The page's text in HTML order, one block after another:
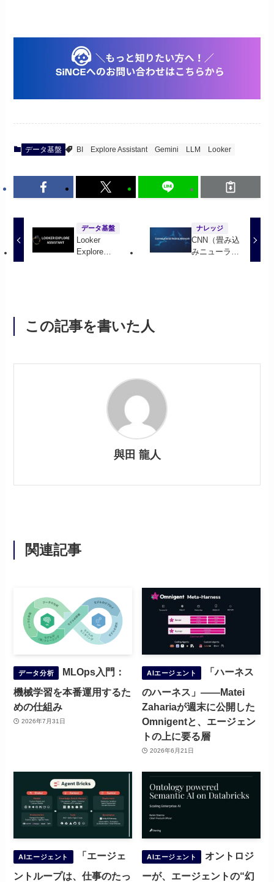
データ基盤 BI Explore Assistant Gemini LLM Looker
データ基盤
Looker
Explore
ナレッジ
CNN（畳み込
みニューラル
この記事を書いた人
與田 龍人
関連記事
データ分析
MLOps入門：
機械学習を本番運用するた
めの仕組み
2026年7月31日
AIエージェント
「ハーネス
のハーネス」——Matei
Zahariaが週末に公開した
Omnigentと、エージェン
トの上に要る層
2026年6月21日
AIエージェント
「エージェ
ントループは、仕事のたっ
AIエージェント
オントロジ
ーが、エージェントの“幻